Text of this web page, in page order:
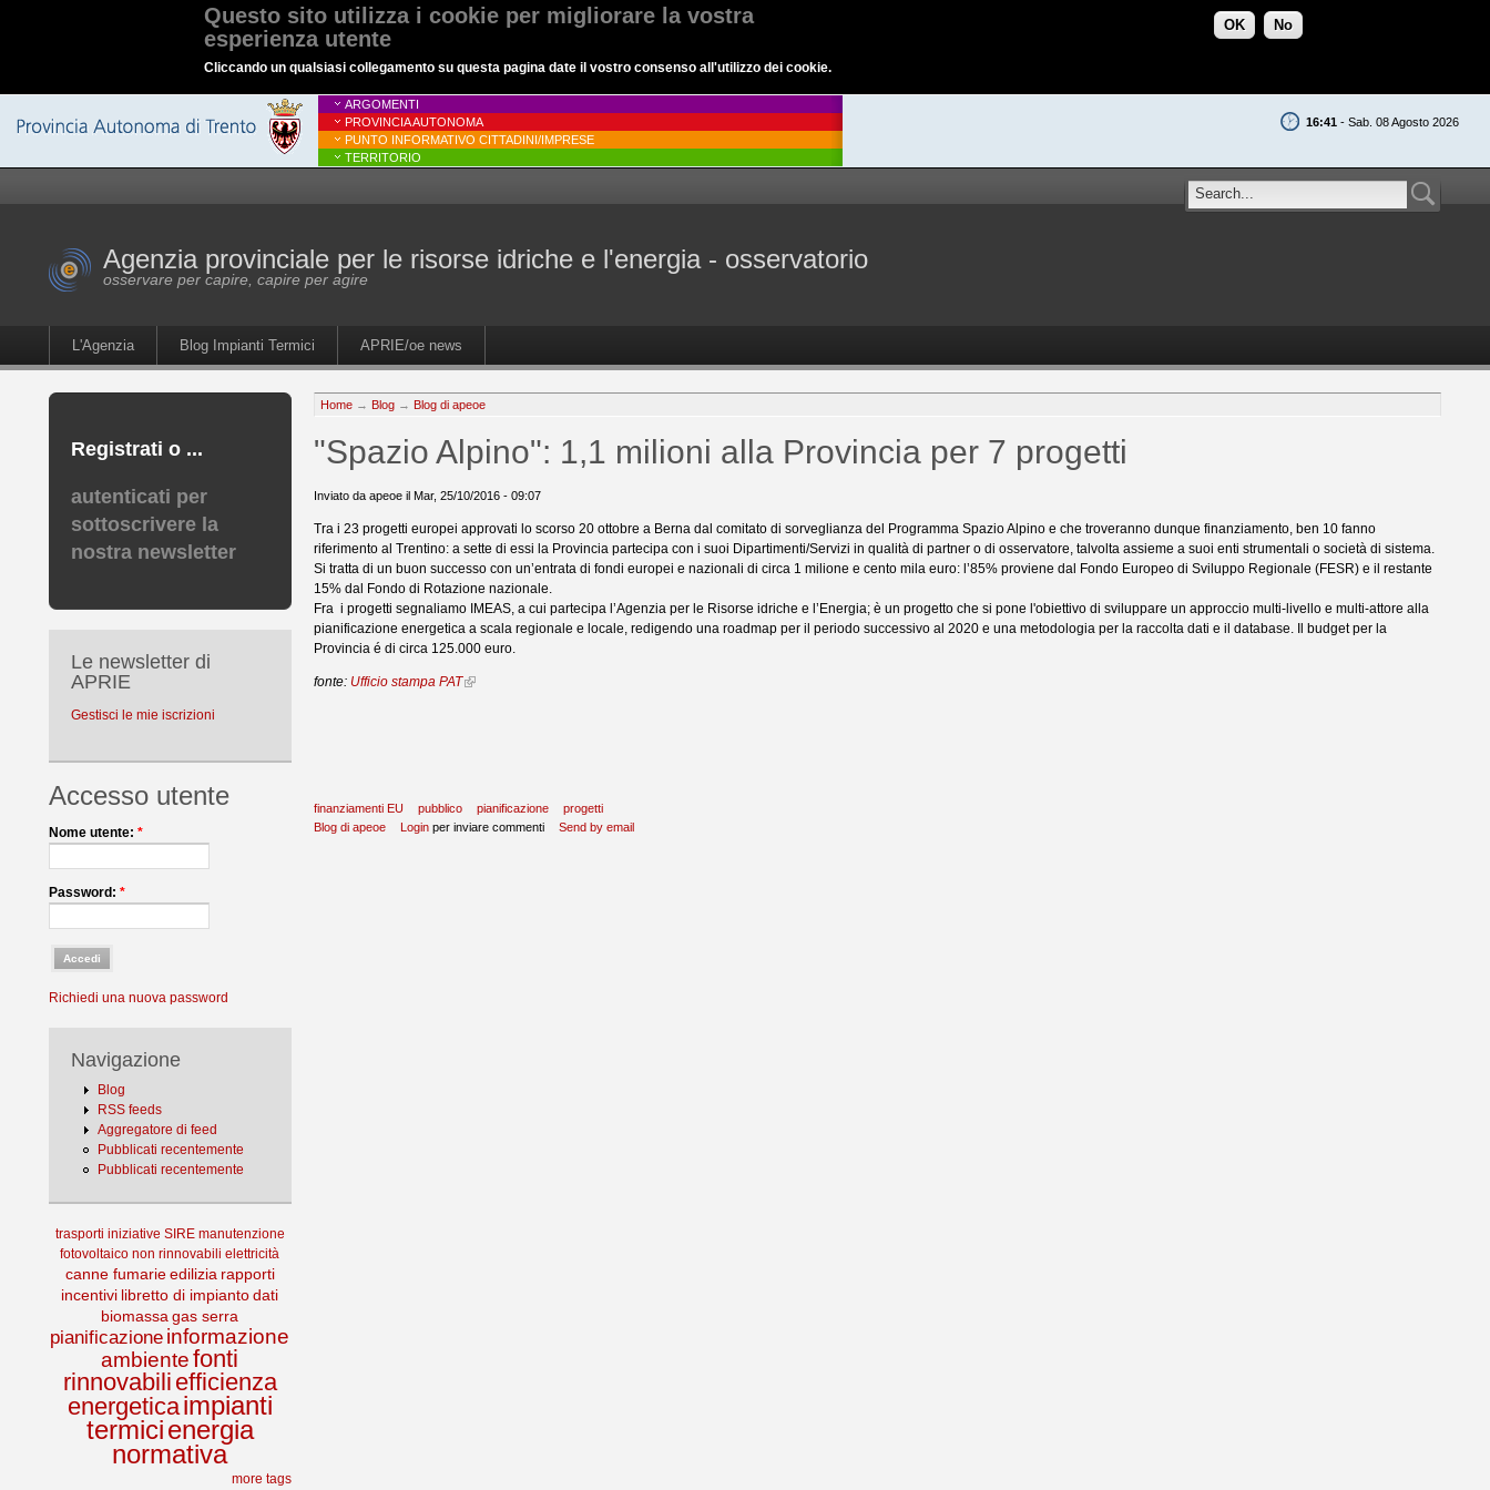
Questo sito utilizza i cookie per migliorare la vostra
esperienza utente
Cliccando un qualsiasi collegamento su questa pagina date il vostro consenso all'utilizzo dei cookie.
OK No
16:41 - Sab. 08 Agosto 2026
ARGOMENTI
PROVINCIA AUTONOMA
PUNTO INFORMATIVO CITTADINI/IMPRESE
TERRITORIO
Agenzia provinciale per le risorse idriche e l'energia - osservatorio
osservare per capire, capire per agire
L'Agenzia Blog Impianti Termici APRIE/oe news
Registrati o ...
autenticati per
sottoscrivere la
nostra newsletter
Le newsletter di
APRIE
Gestisci le mie iscrizioni
Accesso utente
Nome utente: *
Password: *
Richiedi una nuova password
Navigazione
Blog
RSS feeds
Aggregatore di feed
Pubblicati recentemente
Pubblicati recentemente
trasporti iniziative SIRE manutenzione
fotovoltaico non rinnovabili elettricità
canne fumarie edilizia rapporti
incentivi libretto di impianto dati
biomassa gas serra
pianificazione informazione
ambiente fonti
rinnovabili efficienza
energeticaimpianti
termicienergia
normativa
more tags
Home→ Blog→ Blog di apeoe
"Spazio Alpino": 1,1 milioni alla Provincia per 7 progetti
Inviato da apeoe il Mar, 25/10/2016 - 09:07
Tra i 23 progetti europei approvati lo scorso 20 ottobre a Berna dal comitato di sorveglianza del Programma Spazio Alpino e che troveranno dunque finanziamento, ben 10 fanno
riferimento al Trentino: a sette di essi la Provincia partecipa con i suoi Dipartimenti/Servizi in qualità di partner o di osservatore, talvolta assieme a suoi enti strumentali o società di sistema.
Si tratta di un buon successo con un’entrata di fondi europei e nazionali di circa 1 milione e cento mila euro: l’85% proviene dal Fondo Europeo di Sviluppo Regionale (FESR) e il restante
15% dal Fondo di Rotazione nazionale.
Fra i progetti segnaliamo IMEAS, a cui partecipa l’Agenzia per le Risorse idriche e l’Energia; è un progetto che si pone l'obiettivo di sviluppare un approccio multi-livello e multi-attore alla
pianificazione energetica a scala regionale e locale, redigendo una roadmap per il periodo successivo al 2020 e una metodologia per la raccolta dati e il database. Il budget per la
Provincia é di circa 125.000 euro.
fonte: Ufficio stampa PAT
finanziamenti EU pubblico pianificazione
progetti
Blog di apeoe
Loginper inviare commenti Send by email